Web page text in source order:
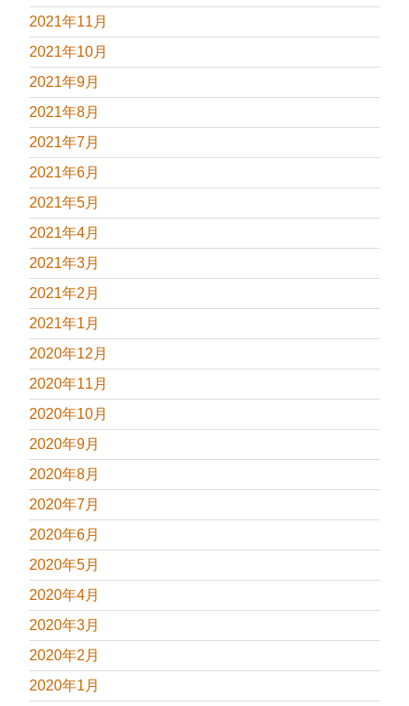
2021年11月
2021年10月
2021年9月
2021年8月
2021年7月
2021年6月
2021年5月
2021年4月
2021年3月
2021年2月
2021年1月
2020年12月
2020年11月
2020年10月
2020年9月
2020年8月
2020年7月
2020年6月
2020年5月
2020年4月
2020年3月
2020年2月
2020年1月